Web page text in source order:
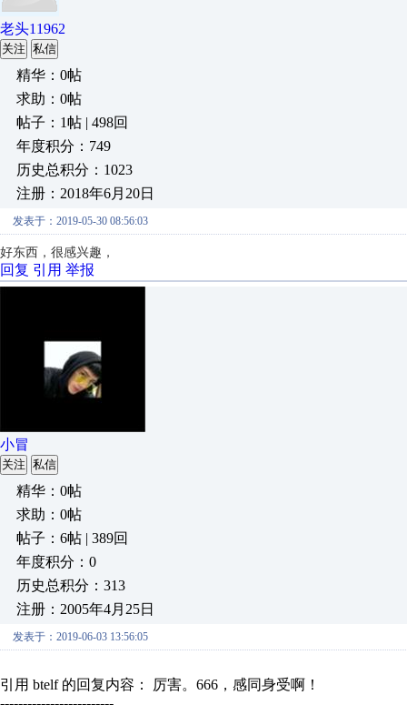
老头11962
关注 私信
精华：0帖
求助：0帖
帖子：1帖 | 498回
年度积分：749
历史总积分：1023
注册：2018年6月20日
发表于：2019-05-30 08:56:03
好东西，很感兴趣，
回复 引用 举报
小冒
关注 私信
精华：0帖
求助：0帖
帖子：6帖 | 389回
年度积分：0
历史总积分：313
注册：2005年4月25日
发表于：2019-06-03 13:56:05
引用 btelf 的回复内容： 厉害。666，感同身受啊！